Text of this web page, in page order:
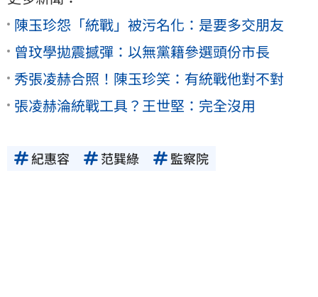
陳玉珍怨「統戰」被污名化：是要多交朋友
曾玟學拋震撼彈：以無黨籍參選頭份市長
秀張凌赫合照！陳玉珍笑：有統戰他對不對
張凌赫淪統戰工具？王世堅：完全沒用
紀惠容 范巽綠 監察院